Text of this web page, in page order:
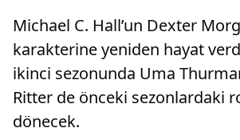
Michael C. Hall’un Dexter
karakterine yeniden hayat
ikinci sezonunda Uma
Ritter de önceki sezonlardaki
dönecek.